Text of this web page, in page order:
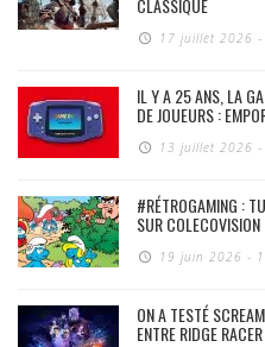
17 juillet 2026
IL Y A 25 ANS, LA
DE JOUEURS :
13 juillet 2026
#RÉTROGAMING :
SUR
19 juin 2026 -
ON A TESTÉ
ENTRE RIDGE